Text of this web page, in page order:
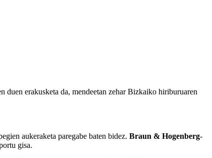
erakusketa da, mendeetan zehar Bizkaiko hiriburuaren
aukeraketa paregabe baten bidez. Braun & Hogenberg-
gisa.